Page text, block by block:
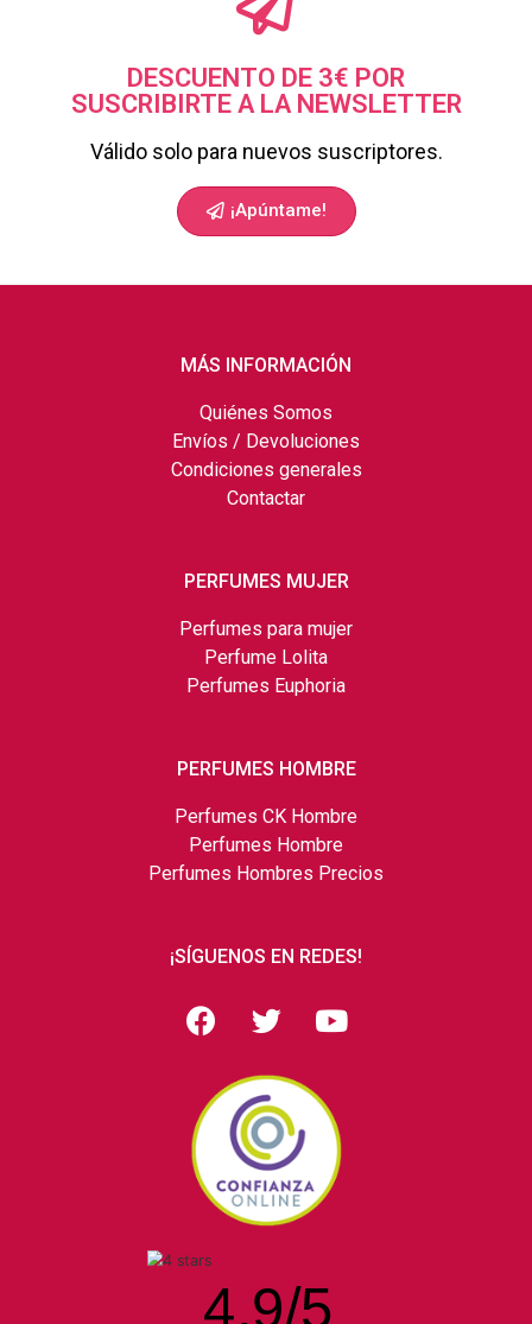
DESCUENTO DE 3€ POR
SUSCRIBIRTE A LA NEWSLETTER
Válido solo para nuevos suscriptores.
¡Apúntame!
MÁS INFORMACIÓN
Quiénes Somos
Envíos / Devoluciones
Condiciones generales
Contactar
PERFUMES MUJER
Perfumes para mujer
Perfume Lolita
Perfumes Euphoria
PERFUMES HOMBRE
Perfumes CK Hombre
Perfumes Hombre
Perfumes Hombres Precios
¡SÍGUENOS EN REDES!
4.9/5